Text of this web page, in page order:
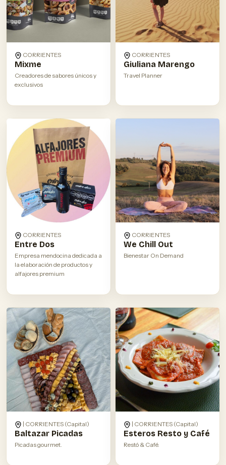
CORRIENTES
Mixme
Creadores de sabores únicos y
exclusivos
CORRIENTES
Giuliana Marengo
Travel Planner
CORRIENTES
Entre Dos
Empresa mendocina dedicada a
la elaboración de productos y
alfajores premium
CORRIENTES
We Chill Out
Bienestar On Demand
| CORRIENTES (Capital)
Baltazar Picadas
Picadas gourmet.
| CORRIENTES (Capital)
Esteros Resto y Café
Restó & Café.